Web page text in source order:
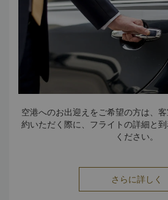
空港へのお出迎えをご希望の方は、
約いただく際に、フライトの詳細と
ください。
さらに詳しく